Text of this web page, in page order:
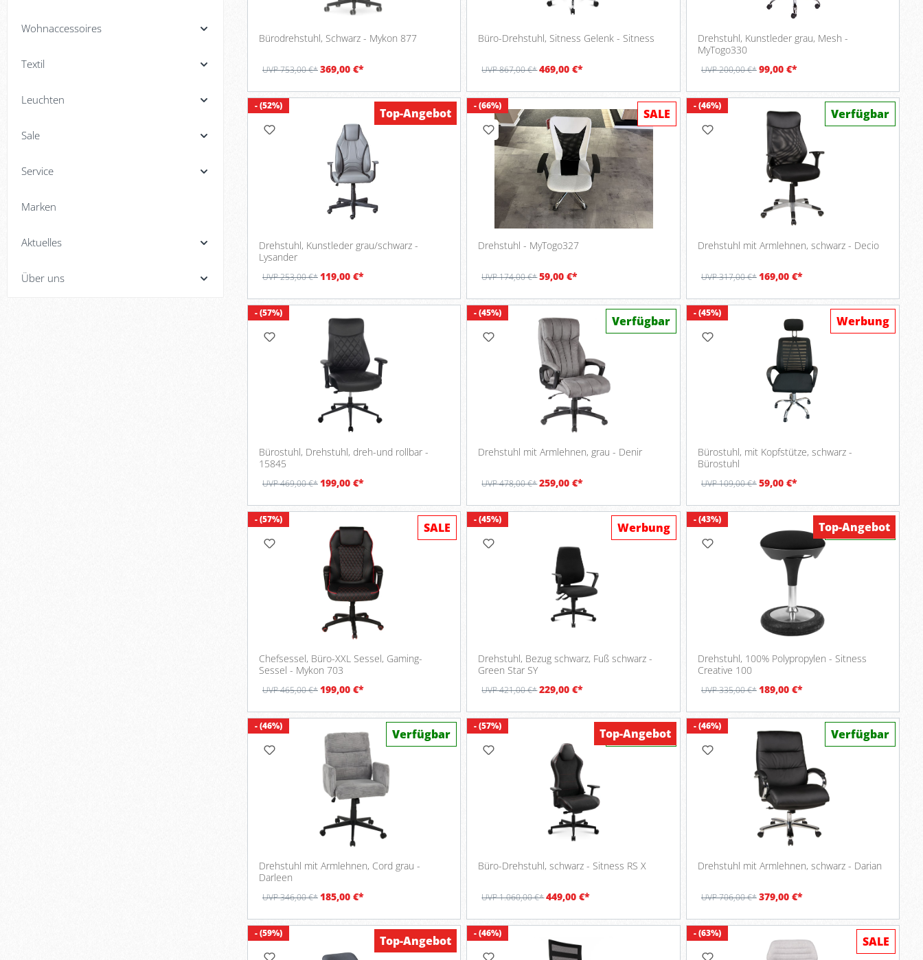
Wohnaccessoires
Textil
Leuchten
Sale
Service
Marken
Aktuelles
Über uns
Bürodrehstuhl, Schwarz - Mykon 877
UVP 753,00 €*369,00 €*
Büro-Drehstuhl, Sitness Gelenk - Sitness
UVP 867,00 €*469,00 €*
Drehstuhl, Kunstleder grau, Mesh -
MyTogo330
UVP 200,00 €*99,00 €*
- (52%)
Drehstuhl, Kunstleder grau/schwarz -
Lysander
UVP 253,00 €*119,00 €*
Top-Angebot
- (66%)
Drehstuhl - MyTogo327
UVP 174,00 €*59,00 €*
SALE
- (46%)
Drehstuhl mit Armlehnen, schwarz - Decio
UVP 317,00 €*169,00 €*
Verfügbar
- (57%)
Bürostuhl, Drehstuhl, dreh-und rollbar -
15845
UVP 469,00 €*199,00 €*
- (45%)
Drehstuhl mit Armlehnen, grau - Denir
UVP 478,00 €*259,00 €*
Verfügbar
- (45%)
Bürostuhl, mit Kopfstütze, schwarz -
Bürostuhl
UVP 109,00 €*59,00 €*
Werbung
- (57%)
Chefsessel, Büro-XXL Sessel, Gaming-
Sessel - Mykon 703
UVP 465,00 €*199,00 €*
SALE
- (45%)
Drehstuhl, Bezug schwarz, Fuß schwarz -
Green Star SY
UVP 421,00 €*229,00 €*
Werbung
- (43%)
Drehstuhl, 100% Polypropylen - Sitness
Creative 100
UVP 335,00 €*189,00 €*
Verfügbar
Top-Angebot
- (46%)
Drehstuhl mit Armlehnen, Cord grau -
Darleen
UVP 346,00 €*185,00 €*
Verfügbar
- (57%)
Büro-Drehstuhl, schwarz - Sitness RS X
UVP 1.060,00 €*449,00 €*
Verfügbar
Top-Angebot
- (46%)
Drehstuhl mit Armlehnen, schwarz - Darian
UVP 706,00 €*379,00 €*
Verfügbar
- (59%)
Top-Angebot
- (46%) - (63%)
SALE